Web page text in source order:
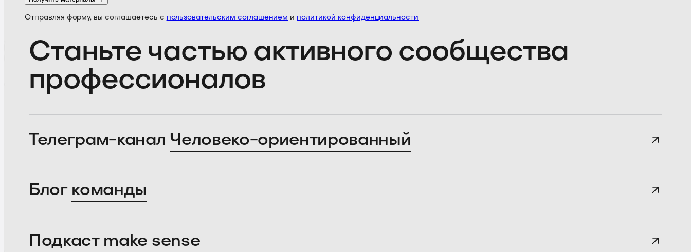
Отправляя форму, вы соглашаетесь с пользовательским соглашением и политикой конфиденциальности
Станьте частью активного сообщества
профессионалов
Телеграм-канал Человеко-ориентированный
Блог команды
Подкаст make sense